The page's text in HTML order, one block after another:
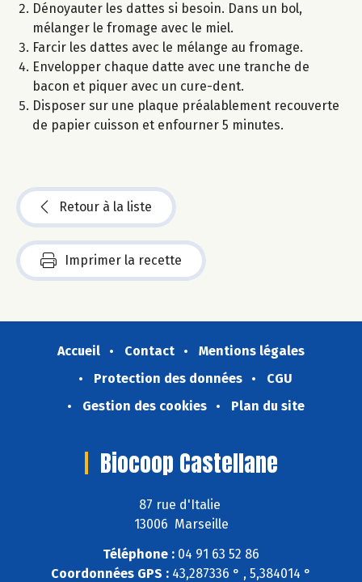
Dénoyauter les dattes si besoin. Dans un bol,
mélanger le fromage avec le miel.
Farcir les dattes avec le mélange au fromage.
Envelopper chaque datte avec une tranche de
bacon et piquer avec un cure-dent.
Disposer sur une plaque préalablement recouverte
de papier cuisson et enfourner 5 minutes.
Retour à la liste
Imprimer la recette
Accueil Contact
Mentions légales
Protection des données
CGU
Gestion des cookies
Plan du site
Biocoop Castellane
87 rue d'Italie
13006 Marseille
Téléphone : 04 91 63 52 86
Coordonnées GPS : 43,287336 ° , 5,384014 °